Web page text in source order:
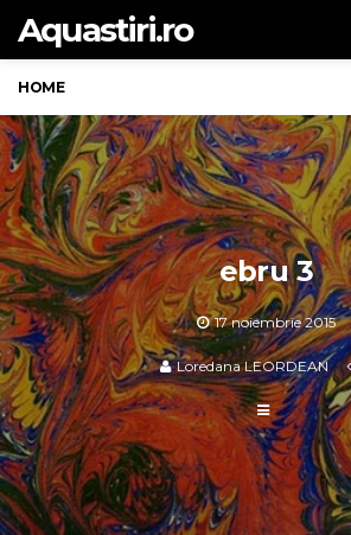
Aquastiri.ro
HOME
ebru 3
17 noiembrie 2015
Loredana LEORDEAN